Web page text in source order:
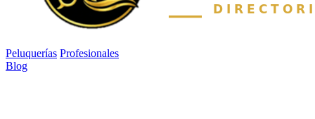
Peluquerías Profesionales
Blog